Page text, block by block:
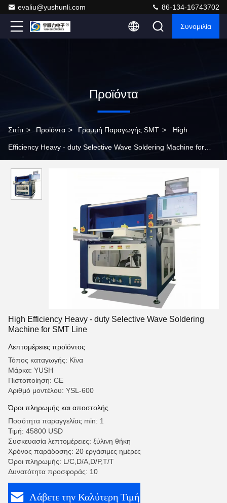
evaliu@yushunli.com 86-134-16743702
Συνομιλία
Προϊόντα
Σπίτι > Προϊόντα > Γραμμή Παραγωγής SMT > High
Efficiency Heavy - duty Selective Wave Soldering Machine for
High Efficiency Heavy - duty Selective Wave Soldering
Machine for SMT Line
Λεπτομέρειες προϊόντος
Τόπος καταγωγής: Κίνα
Μάρκα: YUSH
Πιστοποίηση: CE
Αριθμό μοντέλου: ΥSL-600
Όροι πληρωμής και αποστολής
Ποσότητα παραγγελίας min: 1
Τιμή: 45800 USD
Συσκευασία λεπτομέρειες: ξύλινη θήκη
Χρόνος παράδοσης: 20 εργάσιμες ημέρες
Όροι πληρωμής: L/C,D/A,D/P,T/T
Δυνατότητα προσφοράς: 10
Λάβετε την Καλύτερη Τιμή